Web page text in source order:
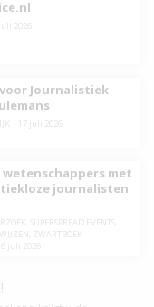
juli 2026
Journalistiek
17 juli 2026
met
journalisten
SUPERSPREAD EVENTS,
ZWARTBOEK
juli 2026